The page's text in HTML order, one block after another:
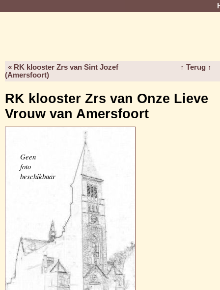
« RK klooster Zrs van Sint Jozef
(Amersfoort)
↑ Terug ↑
RK klooster Zrs van Onze Lieve
Vrouw van Amersfoort
Geen
foto
beschikbaar